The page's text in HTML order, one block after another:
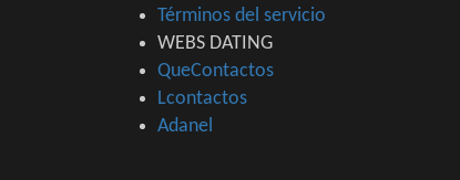
Términos del servicio
WEBS DATING
QueContactos
Lcontactos
Adanel